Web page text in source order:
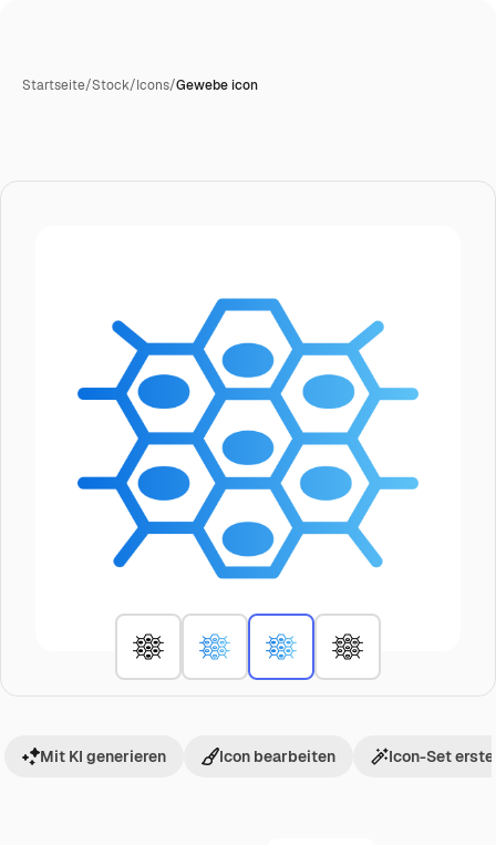
Startseite/Stock/Icons/Gewebe icon
Mit KI generieren Icon bearbeiten Icon-Set